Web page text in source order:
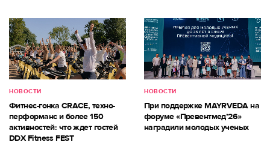
НОВОСТИ
Фитнес-гонка CRACE, техно-
перформанс и более 150
активностей: что ждет гостей
DDX Fitness FEST
НОВОСТИ
При поддержке MAYRVEDA на
форуме «Превентмед’26»
наградили молодых ученых